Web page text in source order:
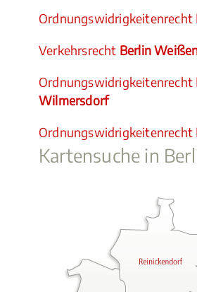
Ordnungswidrigkeitenrecht
Verkehrsrecht Berlin
Ordnungswidrigkeitenrecht
Wilmersdorf
Ordnungswidrigkeitenrecht
Kartensuche in